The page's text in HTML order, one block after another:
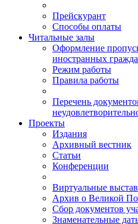
Прейскурант
Способы оплаты
Читальные залы
Оформление
иностранных
Режим работы
Правила работы
Перечень
Проекты
Издания
Архивный вестник
Статьи
Конференции
Виртуальные
Архив о Великой
Сбор документов
Знаменательные